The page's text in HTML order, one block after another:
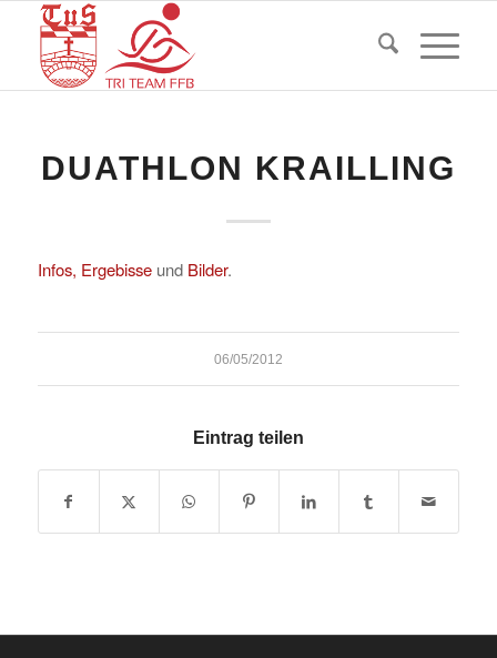
DUATHLON KRAILLING
Infos, Ergebisseund Bilder.
06/05/2012
Eintrag teilen